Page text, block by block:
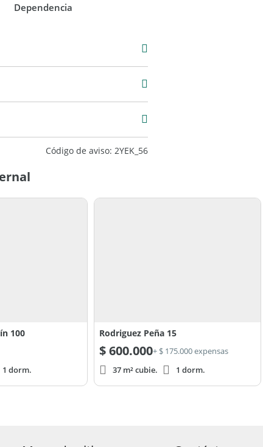
Dependencia
Código de aviso: 2YEK_56
100
1 dorm.
Rodriguez Peña 15
$600.000+ $ 175.000 expensas
37 m² cubie.
1 dorm.